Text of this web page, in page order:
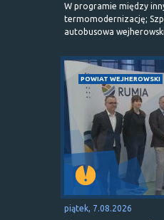
W programie między
termomodernizację;
autobusowa
POWIAT WEJHEROWSKI
piątek, 7.08.2026